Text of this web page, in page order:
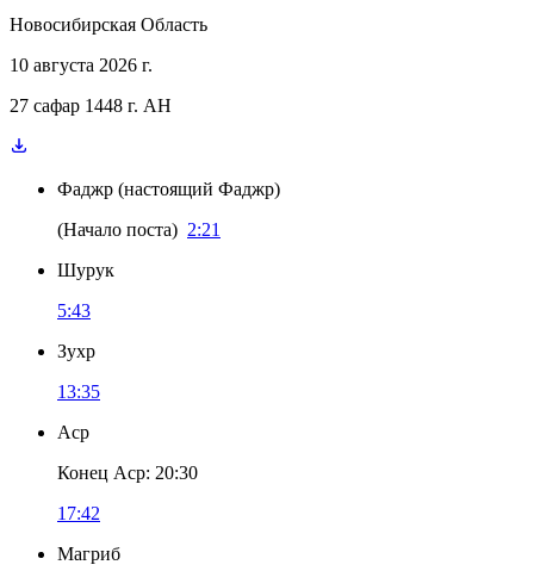
Новосибирская Область
10 августа 2026 г.
27 сафар 1448 г. AH
Фаджр (настоящий Фаджр)
(Начало поста) 2:21
Шурук
5:43
Зухр
13:35
Аср
Конец Аср: 20:30
17:42
Магриб